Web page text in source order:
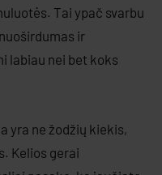
Tai ypač svarbu
ir
labiau nei bet koks
yra ne žodžių kiekis,
Kelios gerai